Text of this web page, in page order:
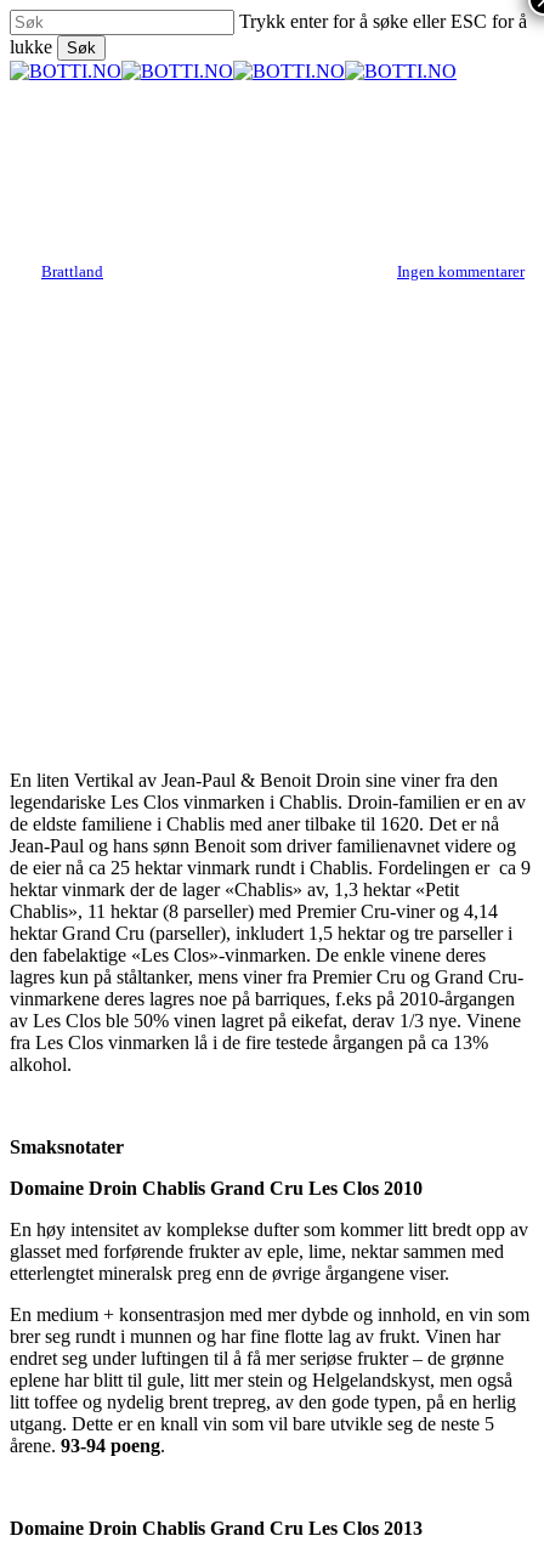
Skip
to
main
content
Trykk enter for å søke eller ESC for å
lukke
Søk
Close
Brattland Ingen kommentarer
En liten Vertikal av Jean-Paul & Benoit Droin sine viner fra den
legendariske Les Clos vinmarken i Chablis. Droin-familien er en av
de eldste familiene i Chablis med aner tilbake til 1620. Det er nå
Jean-Paul og hans sønn Benoit som driver familienavnet videre og
de eier nå ca 25 hektar vinmark rundt i Chablis. Fordelingen er ca 9
hektar vinmark der de lager «Chablis» av, 1,3 hektar «Petit
Chablis», 11 hektar (8 parseller) med Premier Cru-viner og 4,14
hektar Grand Cru (parseller), inkludert 1,5 hektar og tre parseller i
den fabelaktige «Les Clos»-vinmarken. De enkle vinene deres
lagres kun på ståltanker, mens viner fra Premier Cru og Grand Cru-
vinmarkene deres lagres noe på barriques, f.eks på 2010-årgangen
av Les Clos ble 50% vinen lagret på eikefat, derav 1/3 nye. Vinene
fra Les Clos vinmarken lå i de fire testede årgangen på ca 13%
alkohol.
Smaksnotater
Domaine Droin Chablis Grand Cru Les Clos 2010
En høy intensitet av komplekse dufter som kommer litt bredt opp av
glasset med forførende frukter av eple, lime, nektar sammen med
etterlengtet mineralsk preg enn de øvrige årgangene viser.
En medium + konsentrasjon med mer dybde og innhold, en vin som
brer seg rundt i munnen og har fine flotte lag av frukt. Vinen har
endret seg under luftingen til å få mer seriøse frukter – de grønne
eplene har blitt til gule, litt mer stein og Helgelandskyst, men også
litt toffee og nydelig brent trepreg, av den gode typen, på en herlig
utgang. Dette er en knall vin som vil bare utvikle seg de neste 5
årene. 93-94 poeng.
Domaine Droin Chablis Grand Cru Les Clos 2013